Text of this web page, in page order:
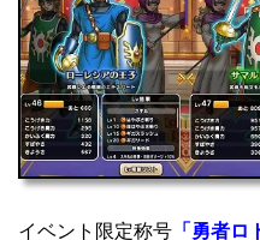
イベント限定称号 「勇者ロ